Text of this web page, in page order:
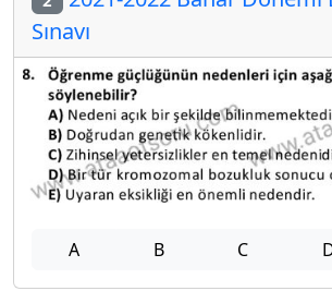
Sınavı
A B C